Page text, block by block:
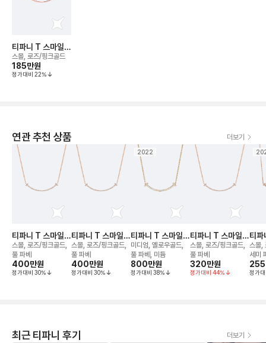
티파니 T 스마일
네크리스
스몰, 로즈/핑크골드
185만원
정가대비 22%
연관 추천 상품 더보기
티파니 T 스마일
네크리스
스몰, 로즈/핑크골드,
풀 파베
400만원
정가대비 30%
티파니 T 스마일
네크리스
스몰, 로즈/핑크골드,
풀 파베
400만원
정가대비 30%
2022
티파니 T 스마일
네크리스
미디엄, 옐로우골드,
풀 파베, 미듐
800만원
정가대비 38%
티파니 T 스마일
네크리스
스몰, 로즈/핑크골드,
풀 파베
320만원
정가대비 44%
티
네크
스몰,
세미
절가
255
정가
최근 티파니 후기 더보기